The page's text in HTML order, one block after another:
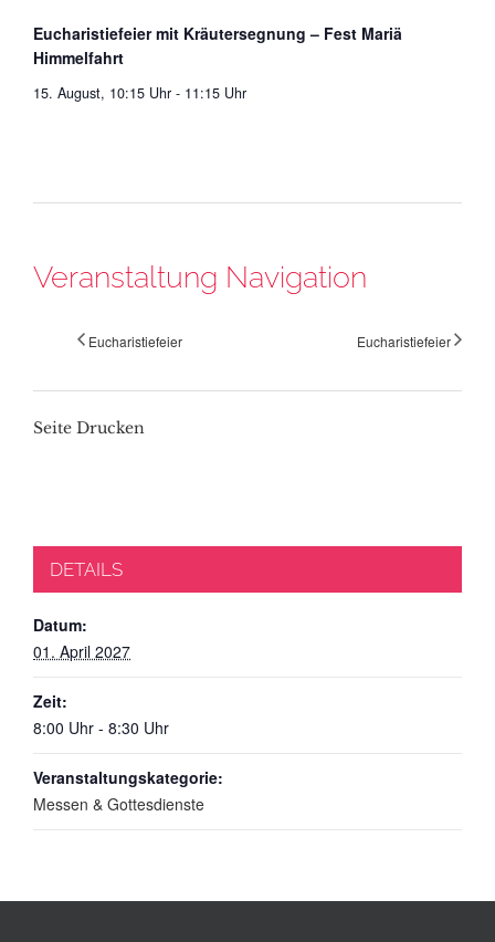
Eucharistiefeier mit Kräutersegnung – Fest Mariä
Himmelfahrt
15. August, 10:15 Uhr - 11:15 Uhr
Veranstaltung Navigation
Eucharistiefeier Eucharistiefeier
Seite Drucken
DETAILS
Datum:
01. April 2027
Zeit:
8:00 Uhr - 8:30 Uhr
Veranstaltungskategorie:
Messen & Gottesdienste